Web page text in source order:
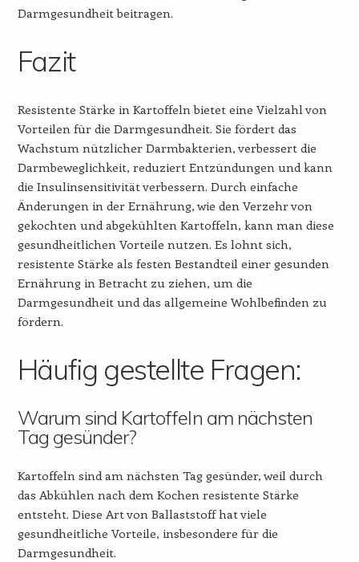
Darmgesundheit beitragen.
Fazit
Resistente Stärke in Kartoffeln bietet eine Vielzahl von
Vorteilen für die Darmgesundheit. Sie fördert das
Wachstum nützlicher Darmbakterien, verbessert die
Darmbeweglichkeit, reduziert Entzündungen und kann
die Insulinsensitivität verbessern. Durch einfache
Änderungen in der Ernährung, wie den Verzehr von
gekochten und abgekühlten Kartoffeln, kann man diese
gesundheitlichen Vorteile nutzen. Es lohnt sich,
resistente Stärke als festen Bestandteil einer gesunden
Ernährung in Betracht zu ziehen, um die
Darmgesundheit und das allgemeine Wohlbefinden zu
fördern.
Häufig gestellte Fragen:
Warum sind Kartoffeln am nächsten
Tag gesünder?
Kartoffeln sind am nächsten Tag gesünder, weil durch
das Abkühlen nach dem Kochen resistente Stärke
entsteht. Diese Art von Ballaststoff hat viele
gesundheitliche Vorteile, insbesondere für die
Darmgesundheit.